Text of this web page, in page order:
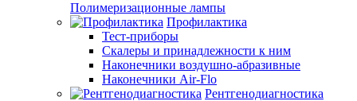
Полимеризационные лампы
Профилактика
Тест-приборы
Скалеры и принадлежности к ним
Наконечники воздушно-абразивные
Наконечники Air-Flo
Рентгенодиагностика